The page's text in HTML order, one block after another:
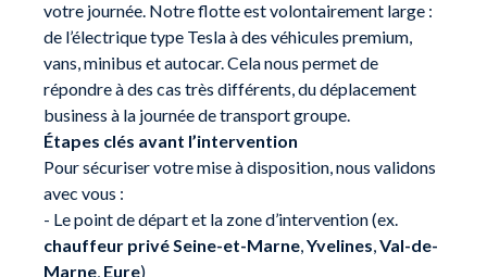
votre journée. Notre flotte est volontairement large :
de l’électrique type Tesla à des véhicules premium,
vans, minibus et autocar. Cela nous permet de
répondre à des cas très différents, du déplacement
business à la journée de transport groupe.
Étapes clés avant l’intervention
Pour sécuriser votre mise à disposition, nous validons
avec vous :
- Le point de départ et la zone d’intervention (ex.
chauffeur privé Seine-et-Marne,Yvelines,Val-de-
Marne, Eure)